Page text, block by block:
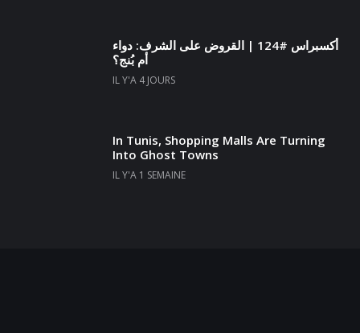
أكسبراس #124 | القروض على الشرف: دواء
أم بُنج؟
IL Y'A 4 JOURS
In Tunis, Shopping Malls Are Turning
Into Ghost Towns
IL Y'A 1 SEMAINE